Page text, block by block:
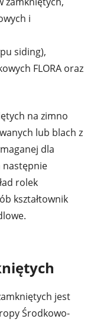
i
siding),
FLORA oraz
na zimno
lub blach z
dla
następnie
rolek
kształtownik
jest
Środkowo-